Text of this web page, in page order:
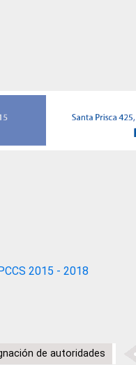
2015 - 2018
de autoridades